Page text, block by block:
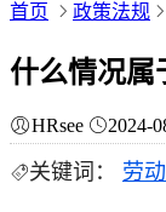
首页 政策法规
什么情况属
HRsee 2024-
关键词： 劳